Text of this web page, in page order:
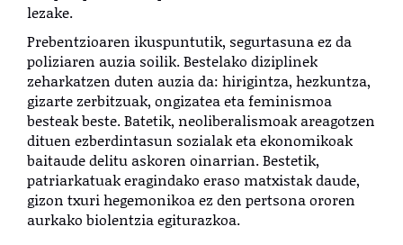
lezake.
Prebentzioaren ikuspuntutik, segurtasuna ez da
poliziaren auzia soilik. Bestelako diziplinek
zeharkatzen duten auzia da: hirigintza, hezkuntza,
gizarte zerbitzuak, ongizatea eta feminismoa
besteak beste. Batetik, neoliberalismoak areagotzen
dituen ezberdintasun sozialak eta ekonomikoak
baitaude delitu askoren oinarrian. Bestetik,
patriarkatuak eragindako eraso matxistak daude,
gizon txuri hegemonikoa ez den pertsona ororen
aurkako biolentzia egiturazkoa.